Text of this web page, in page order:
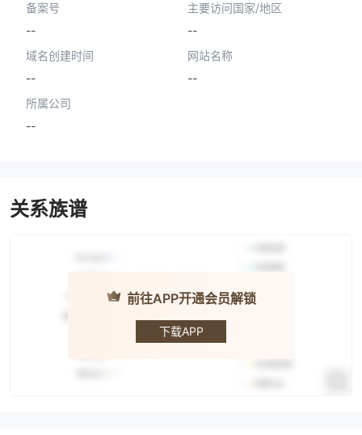
备案号
--
主要访问国家/地区
--
域名创建时间
--
网站名称
--
所属公司
--
关系族谱
前往APP开通会员解锁
下载APP